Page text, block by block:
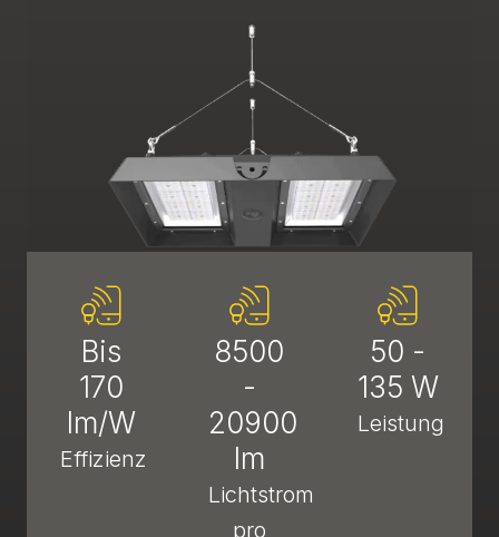
Bis
170
lm/W
Effizienz
8500
-
20900
lm
Lichtstrom
pro
50 -
135 W
Leistung